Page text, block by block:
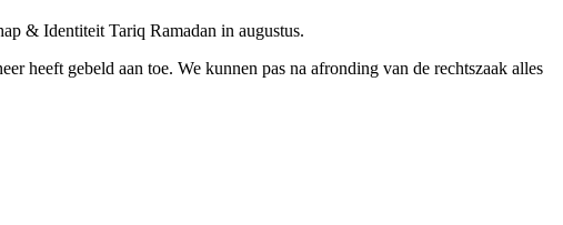
& Identiteit Tariq Ramadan in augustus.
heeft gebeld aan toe. We kunnen pas na afronding van de rechtszaak alles